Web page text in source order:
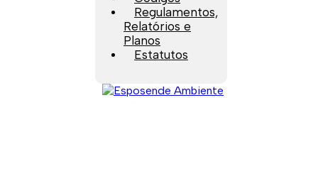
Regulamentos,
Relatórios e
Planos
Estatutos